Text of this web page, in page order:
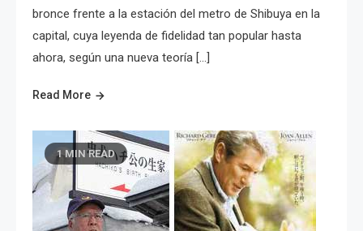
bronce frente a la estación del metro de Shibuya en la
capital, cuya leyenda de fidelidad tan popular hasta
ahora, según una nueva teoría […]
Read More
1 MIN READ